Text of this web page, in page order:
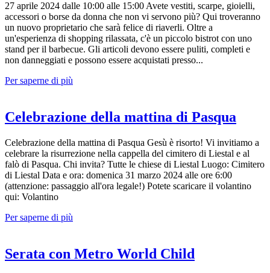
27 aprile 2024 dalle 10:00 alle 15:00 Avete vestiti, scarpe, gioielli,
accessori o borse da donna che non vi servono più? Qui troveranno
un nuovo proprietario che sarà felice di riaverli. Oltre a
un'esperienza di shopping rilassata, c'è un piccolo bistrot con uno
stand per il barbecue. Gli articoli devono essere puliti, completi e
non danneggiati e possono essere acquistati presso...
Per saperne di più
Celebrazione della mattina di Pasqua
Celebrazione della mattina di Pasqua Gesù è risorto! Vi invitiamo a
celebrare la risurrezione nella cappella del cimitero di Liestal e al
falò di Pasqua. Chi invita? Tutte le chiese di Liestal Luogo: Cimitero
di Liestal Data e ora: domenica 31 marzo 2024 alle ore 6:00
(attenzione: passaggio all'ora legale!) Potete scaricare il volantino
qui: Volantino
Per saperne di più
Serata con Metro World Child